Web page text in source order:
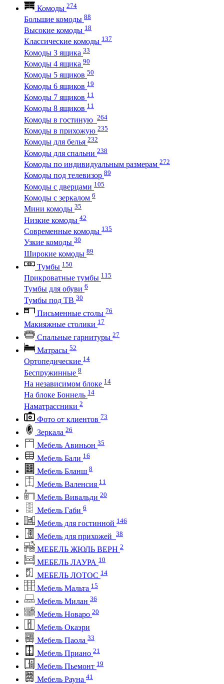
Комоды 274
Большие комоды 88
Высокие комоды 18
Классические комоды 137
Комоды 3 ящика 33
Комоды 4 ящика 90
Комоды 5 ящиков 50
Комоды 6 ящиков 19
Комоды 7 ящиков 11
Комоды 8 ящиков 11
Комоды в гостиную 264
Комоды в прихожую 235
Комоды для белья 232
Комоды для спальни 238
Комоды по индивидуальным размерам 272
Комоды под телевизор 89
Комоды с дверцами 105
Комоды с зеркалом 6
Мини комоды 35
Низкие комоды 42
Современные комоды 135
Узкие комоды 30
Широкие комоды 89
Тумбы 150
Прикроватные тумбы 115
Тумбы для обуви 6
Тумбы под ТВ 30
Письменные столы 76
Макияжные столики 17
Спальные гарнитуры 27
Матрасы 52
Ортопедические 14
Беспружинные 8
На независимом блоке 14
На блоке Боннель 14
Наматрассники 2
Фото от клиентов 73
Зеркала 26
Мебель Авиньон 35
Мебель Бали 16
Мебель Бланш 8
Мебель Валенсия 11
Мебель Вивальди 20
Мебель Габи 6
Мебель для гостинной 146
Мебель для прихожей 38
МЕБЕЛЬ ЖЮЛЬ ВЕРН 2
МЕБЕЛЬ ЛАУРА 10
МЕБЕЛЬ ЛОТОС 14
Мебель Мальта 15
Мебель Милан 36
Мебель Новаро 20
Мебель Окаэри
Мебель Паола 33
Мебель Приано 21
Мебель Пьемонт 19
Мебель Рауна 41